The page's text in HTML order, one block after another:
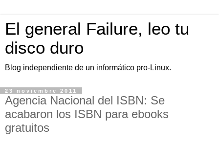
El general Failure, leo tu
disco duro
Blog independiente de un informático pro-Linux.
23 noviembre 2011
Agencia Nacional del ISBN: Se
acabaron los ISBN para ebooks
gratuitos